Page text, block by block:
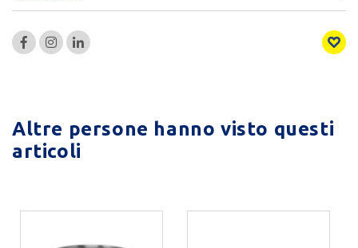
Altre persone hanno visto questi
articoli